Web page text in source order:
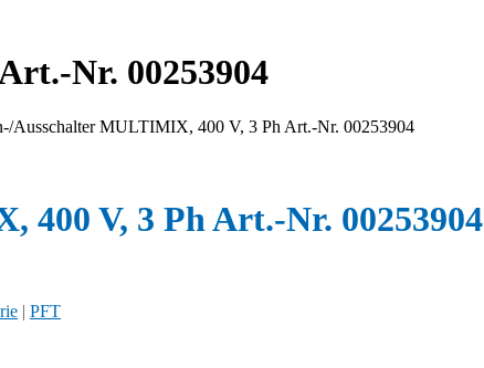
Nr. 00253904
Ausschalter MULTIMIX, 400 V, 3 Ph Art.-Nr. 00253904
V, 3 Ph Art.-Nr. 00253904
| PFT